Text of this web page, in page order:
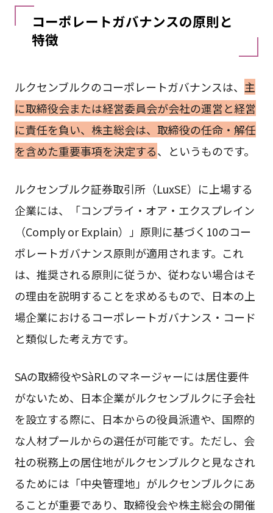
コーポレートガバナンスの原則と
特徴
ルクセンブルクのコーポレートガバナンスは、 主
に取締役会または経営委員会が会社の運営と経営
に責任を負い、株主総会は、取締役の任命・解任
を含めた重要事項を決定する、というものです。
ルクセンブルク証券取引所（LuxSE）に上場する
企業には、「コンプライ・オア・エクスプレイン
（Comply or Explain）」原則に基づく10のコー
ポレートガバナンス原則が適用されます。これ
は、推奨される原則に従うか、従わない場合はそ
の理由を説明することを求めるもので、日本の上
場企業におけるコーポレートガバナンス・コード
と類似した考え方です。
SAの取締役やSàRLのマネージャーには居住要件
がないため、日本企業がルクセンブルクに子会社
を設立する際に、日本からの役員派遣や、国際的
な人材プールからの選任が可能です。ただし、会
社の税務上の居住地がルクセンブルクと見なされ
るためには「中央管理地」がルクセンブルクにあ
ることが重要であり、取締役会や株主総会の開催